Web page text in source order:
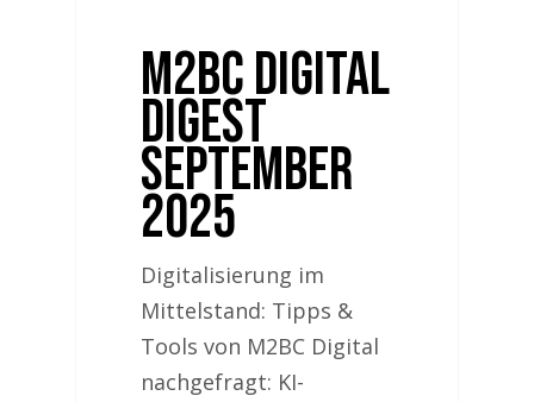
M2BC Digital
Digest
September
2025
Digitalisierung im
Mittelstand: Tipps &
Tools von M2BC Digital
nachgefragt: KI-